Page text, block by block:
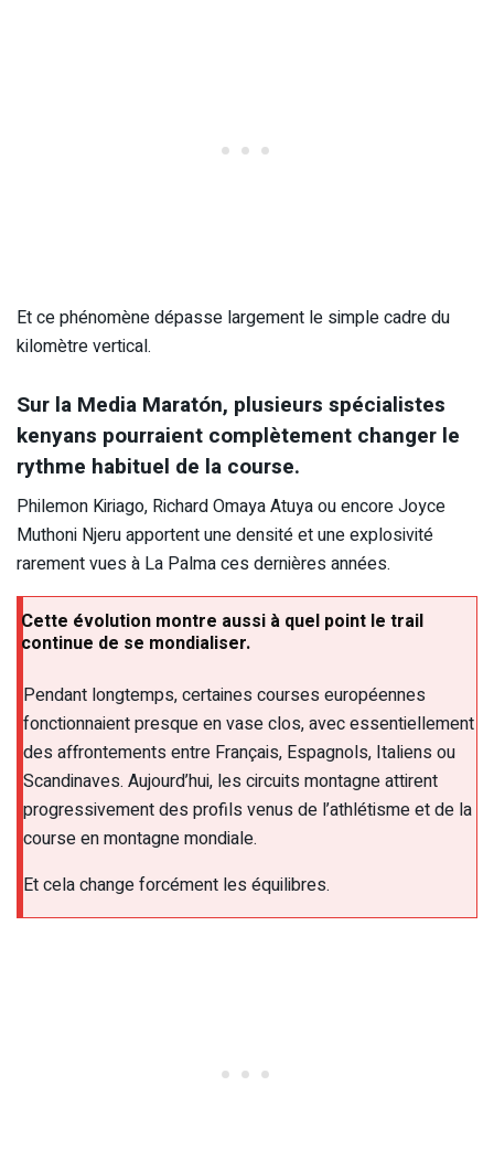
Et ce phénomène dépasse largement le simple cadre du
kilomètre vertical.
Sur la Media Maratón, plusieurs spécialistes
kenyans pourraient complètement changer le
rythme habituel de la course.
Philemon Kiriago, Richard Omaya Atuya ou encore Joyce
Muthoni Njeru apportent une densité et une explosivité
rarement vues à La Palma ces dernières années.
Cette évolution montre aussi à quel point le trail
continue de se mondialiser.
Pendant longtemps, certaines courses européennes
fonctionnaient presque en vase clos, avec essentiellement
des affrontements entre Français, Espagnols, Italiens ou
Scandinaves. Aujourd’hui, les circuits montagne attirent
progressivement des profils venus de l’athlétisme et de la
course en montagne mondiale.
Et cela change forcément les équilibres.